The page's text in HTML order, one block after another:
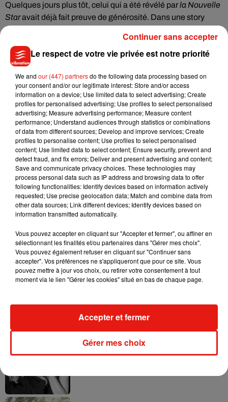
Quelques jours plus tôt, celui qui a été révélé parla Nouvelle
Staravait déjà fait preuve de générosité. Dans une story
Instagram, il avait indiqué avoir invité une fan et sa grand-
« Ma grand-mère aime
beaucoup ce que vous faites et depuis le décès de mon papi
elle ne sort pas beaucoup »
précisant ensuite qu’elle voulait emmener sa grand-mère à
un concert mais qu’il ne restait que des places en fosse.
« Vous serez mes invitées », a répondu Julien Doré, avec le
message« Be sweet in this teubé world (Soyez bons dans ce
monde de fous) ».
Julien Doré se produira à guichets fermés à Angers le 26
avril, Orléans le 16 mai, Châteauroux le 18 mai. Il reste en
revanche des places pour les concerts de Tours le 27
novembre et Orléans le 13 décembre.
Musique
Julien Lieb s’essaye à la vie de chatelain
Madonna sort enfin le remix de « Love
Le respect de votre vie privée est notre priorité
We and our (447) partnersdo the following data processing based on
your consent and/or our legitimate interest: Store and/or access
information on a device; Use limited data to select advertising; Create
profiles for personalised advertising; Use profiles to select personalised
advertising; Measure advertising performance; Measure content
performance; Understand audiences through statistics or combinations
of data from different sources; Develop and improve services; Create
profiles to personalise content; Use profiles to select personalised
content; Use limited data to select content; Ensure security, prevent and
detect fraud, and fix errors; Deliver and present advertising and content;
Save and communicate privacy choices. These technologies may
process personal data such as IP address and browsing data to offer
following functionalities: Identify devices based on information actively
requested; Use precise geolocation data; Match and combine data from
other data sources; Link different devices; Identify devices based on
information transmitted automatically.
Vous pouvez accepter en cliquant sur "Accepter et fermer", ou affiner en
sélectionnant les finalités et/ou partenaires dans "Gérer mes choix".
Vous pouvez également refuser en cliquant sur "Continuer sans
accepter". Vos préférences ne s'appliqueront que pour ce site. Vous
pouvez mettre à jour vos choix, ou retirer votre consentement à tout
moment via le lien "Gérer les cookies" situé en bas de chaque page.
Gérer mes choix
Accepter et fermer
Continuer sans accepter